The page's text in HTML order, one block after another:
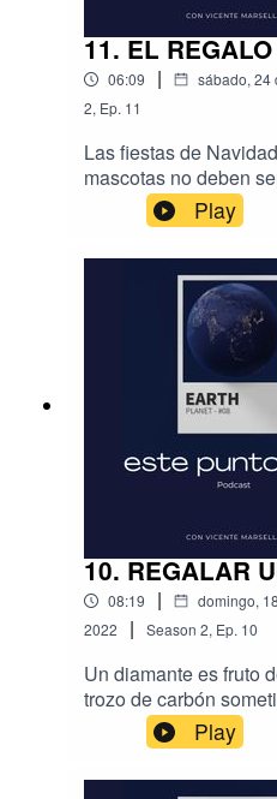
11. EL
06:09 | sábado, 24
2, Ep. 11
Las fiestas de
mascotas no deben
obsequios, suele ser
aumento de su compra.
Play
10. REGALAR
08:19 |
domingo,
2022
| Season 2, Ep. 10
Un diamante es fruto
trozo de carbón
fuertes presiones de
por eso se trata de la
gema escasa, sin
Play